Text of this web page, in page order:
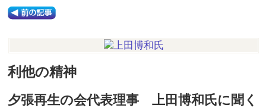
利他の精神
夕張再生の会代表理事 上田博和氏に聞く